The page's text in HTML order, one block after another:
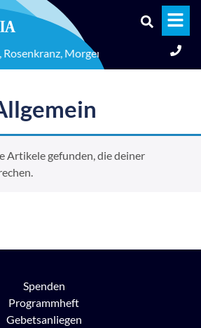
Morgengebete >>
Artikele gefunden, die deiner
Spenden
Programmheft
Gebetsanliegen